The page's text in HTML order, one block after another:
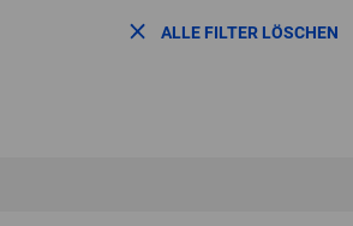
ALLE FILTER LÖSCHEN